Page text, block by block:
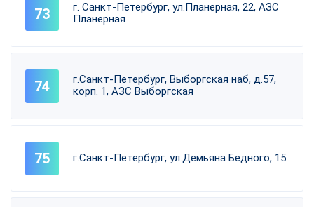
г. Санкт-Петербург, ул.Планерная, 22, АЗС
Планерная
г.Санкт-Петербург, Выборгская наб, д.57,
корп. 1, АЗС Выборгская
г.Санкт-Петербург, ул.Демьяна Бедного, 15